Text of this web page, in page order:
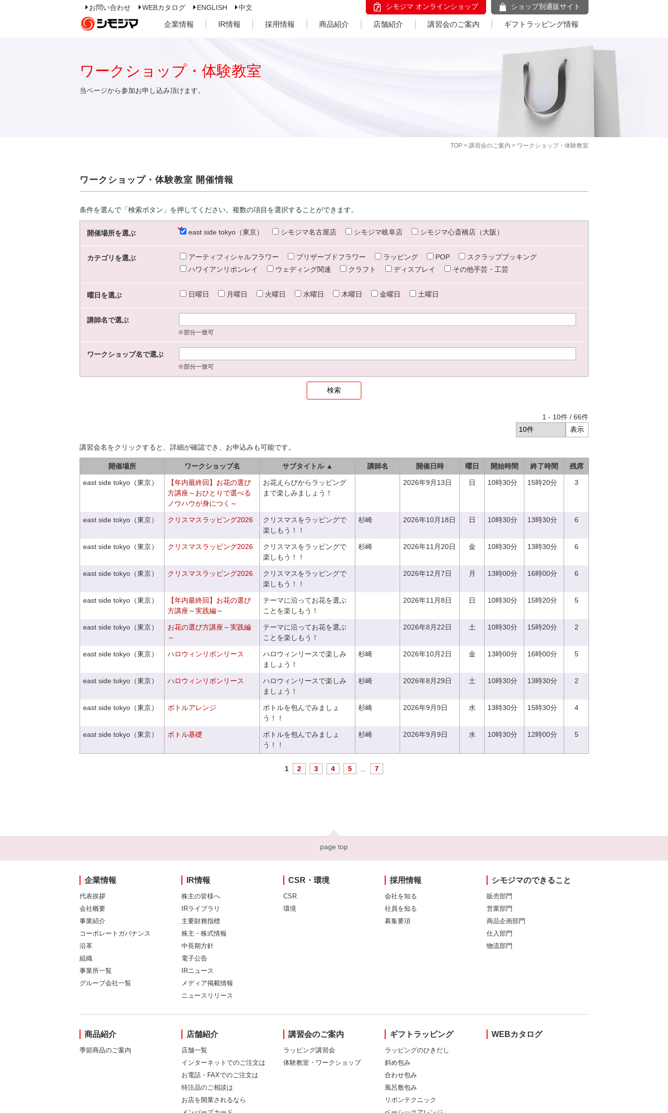
お問い合わせ WEBカタログ ENGLISH 中文 シモジマ オンラインショップ ショップ別通販サイト
企業情報 IR情報 採用情報 商品紹介 店舗紹介 講習会のご案内 ギフトラッピング情報
TOP > 講習会のご案内 > ワークショップ・体験教室
ワークショップ・体験教室
当ページから参加お申し込み頂けます。
ワークショップ・体験教室 開催情報
条件を選んで「検索ボタン」を押してください。複数の項目を選択することができます。
開催場所を選ぶ east side tokyo（東京） シモジマ名古屋店 シモジマ岐阜店 シモジマ心斎橋店（大阪）
カテゴリを選ぶ アーティフィシャルフラワー プリザーブドフラワー ラッピング POP
スクラップブッキング
ハワイアンリボンレイ
ウェディング関連 クラフト ディスプレイ その他手芸・工芸
曜日を選ぶ 日曜日 月曜日 火曜日 水曜日 木曜日 金曜日 土曜日
講師名で選ぶ
※部分一致可
ワークショップ名で選ぶ
※部分一致可
1 - 10件 / 66件
講習会名をクリックすると、詳細が確認でき、お申込みも可能です。
開催場所 ワークショップ名 サブタイトル ▲ 講師名 開催日時 曜日 開始時間 終了時間 残席
east side tokyo（東京）
【年内最終回】お花の選び
方講座～おひとりで選べる
ノウハウが身につく～
お花えらびからラッピング
まで楽しみましょう！
2026年9月13日 日 10時30分 15時20分 3
east side tokyo（東京） クリスマスラッピング2026
クリスマスをラッピングで
楽しもう！！
杉崎 2026年10月18日 日 10時30分 13時30分 6
east side tokyo（東京） クリスマスラッピング2026
クリスマスをラッピングで
楽しもう！！
杉崎 2026年11月20日 金 10時30分 13時30分 6
east side tokyo（東京） クリスマスラッピング2026
クリスマスをラッピングで
楽しもう！！
2026年12月7日 月 13時00分 16時00分 6
east side tokyo（東京）
【年内最終回】お花の選び
方講座～実践編～
テーマに沿ってお花を選ぶ
ことを楽しもう！
2026年11月8日 日 10時30分 15時20分 5
east side tokyo（東京）
お花の選び方講座～実践編
～
テーマに沿ってお花を選ぶ
ことを楽しもう！
2026年8月22日 土 10時30分 15時20分 2
east side tokyo（東京） ハロウィンリボンリース
ハロウィンリースで楽しみ
ましょう！
杉崎 2026年10月2日 金 13時00分 16時00分 5
east side tokyo（東京） ハロウィンリボンリース
ハロウィンリースで楽しみ
ましょう！
杉崎 2026年8月29日 土 10時30分 13時30分 2
east side tokyo（東京） ボトルアレンジ
ボトルを包んでみましょ
う！！
杉崎 2026年9月9日 水 13時30分 15時30分 4
east side tokyo（東京） ボトル基礎
ボトルを包んでみましょ
う！！
杉崎 2026年9月9日 水 10時30分 12時00分 5
1 2 3 4 5 7
page top
企業情報
代表挨拶
会社概要
事業紹介
コーポレートガバナンス
沿革
組織
事業所一覧
グループ会社一覧
IR情報
株主の皆様へ
IRライブラリ
主要財務指標
株主・株式情報
中長期方針
電子公告
IRニュース
メディア掲載情報
ニュースリリース
CSR・環境
CSR
環境
採用情報
会社を知る
社員を知る
募集要項
シモジマのできること
販売部門
営業部門
商品企画部門
仕入部門
物流部門
商品紹介
季節商品のご案内
店舗紹介
店舗一覧
インターネットでのご注文は
お電話・FAXでのご注文は
特注品のご相談は
お店を開業されるなら
講習会のご案内
ラッピング講習会
体験教室・ワークショップ
ギフトラッピング
ラッピングのひきだし
斜め包み
合わせ包み
風呂敷包み
リボンテクニック
WEBカタログ